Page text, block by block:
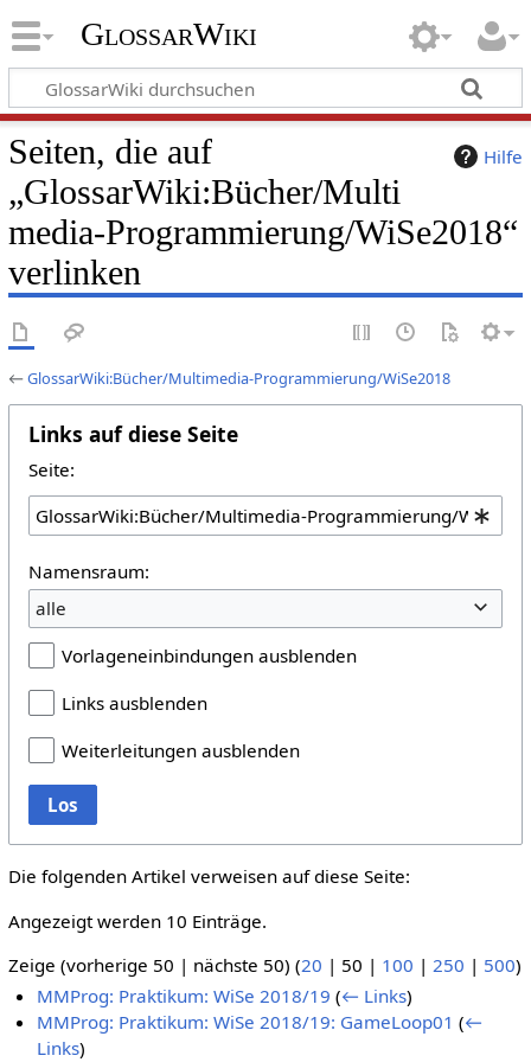
GlossarWiki
Hilfe
Seiten, die auf
„GlossarWiki:Bücher/Multi
media-Programmierung/WiSe2018“
verlinken
←GlossarWiki:Bücher/Multimedia-Programmierung/WiSe2018
Links auf diese Seite
Seite:
Namensraum:
alle
Vorlageneinbindungen ausblenden
Links ausblenden
Weiterleitungen ausblenden
Los
Die folgenden Artikel verweisen auf diese Seite:
Angezeigt werden 10 Einträge.
Zeige (vorherige 50 | nächste 50) (20 | 50 | 100 | 250 | 500)
MMProg: Praktikum: WiSe 2018/19 (← Links)
MMProg: Praktikum: WiSe 2018/19: GameLoop01 (←
Links)